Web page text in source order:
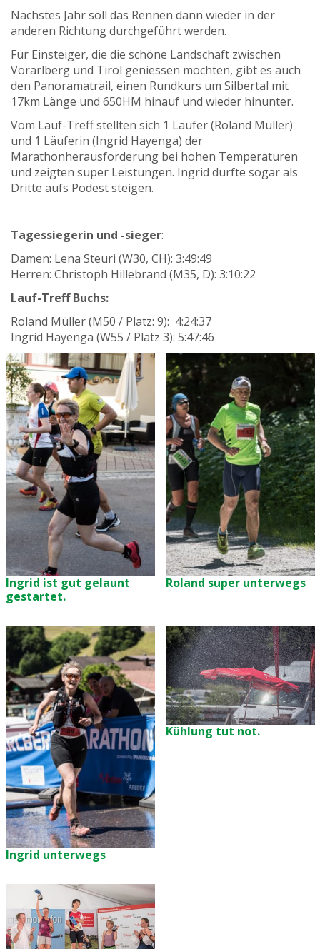
Nächstes Jahr soll das Rennen dann wieder in der
anderen Richtung durchgeführt werden.
Für Einsteiger, die die schöne Landschaft zwischen
Vorarlberg und Tirol geniessen möchten, gibt es auch
den Panoramatrail, einen Rundkurs um Silbertal mit
17km Länge und 650HM hinauf und wieder hinunter.
Vom Lauf-Treff stellten sich 1 Läufer (Roland Müller)
und 1 Läuferin (Ingrid Hayenga) der
Marathonherausforderung bei hohen Temperaturen
und zeigten super Leistungen. Ingrid durfte sogar als
Dritte aufs Podest steigen.
Tagessiegerin und -sieger:
Damen: Lena Steuri (W30, CH): 3:49:49
Herren: Christoph Hillebrand (M35, D): 3:10:22
Lauf-Treff Buchs:
Roland Müller (M50 / Platz: 9): 4:24:37
Ingrid Hayenga (W55 / Platz 3): 5:47:46
Ingrid ist gut gelaunt
gestartet.
Roland super unterwegs
Ingrid unterwegs
Kühlung tut not.